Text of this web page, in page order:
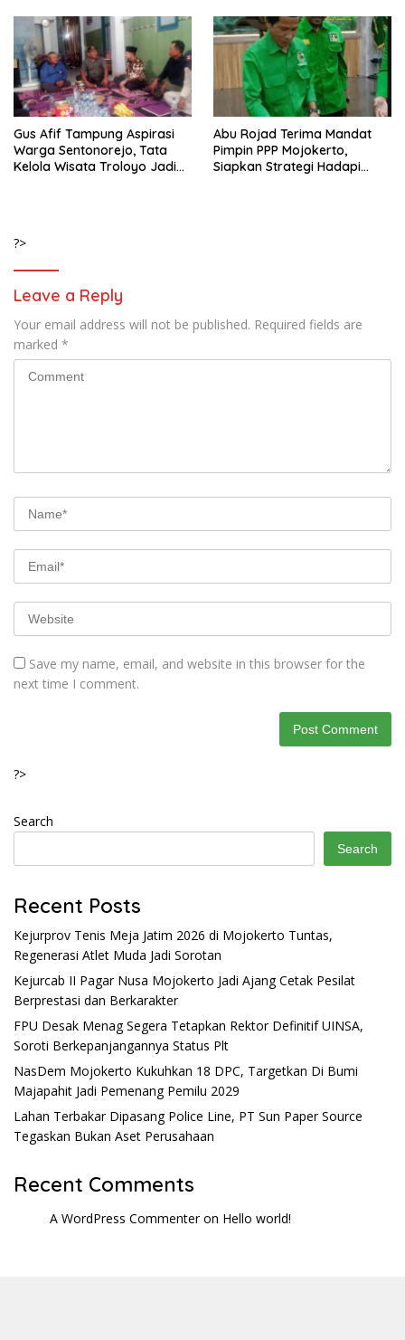
Gus Afif Tampung Aspirasi
Warga Sentonorejo, Tata
Kelola Wisata Troloyo Jadi
Abu Rojad Terima Mandat
Pimpin PPP Mojokerto,
Siapkan Strategi Hadapi
?>
Leave a Reply
Your email address will not be published. Required fields are
marked *
Save my name, email, and website in this browser for the
next time I comment.
?>
Search
Search
Recent Posts
Kejurprov Tenis Meja Jatim 2026 di Mojokerto Tuntas,
Regenerasi Atlet Muda Jadi Sorotan
Kejurcab II Pagar Nusa Mojokerto Jadi Ajang Cetak Pesilat
Berprestasi dan Berkarakter
FPU Desak Menag Segera Tetapkan Rektor Definitif UINSA,
Soroti Berkepanjangannya Status Plt
NasDem Mojokerto Kukuhkan 18 DPC, Targetkan Di Bumi
Majapahit Jadi Pemenang Pemilu 2029
Lahan Terbakar Dipasang Police Line, PT Sun Paper Source
Tegaskan Bukan Aset Perusahaan
Recent Comments
A WordPress Commenteron Hello world!